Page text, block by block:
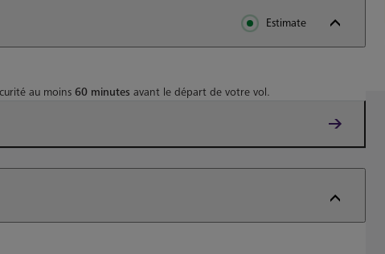
Estimate
au moins 60 minutes avant le départ de votre vol.